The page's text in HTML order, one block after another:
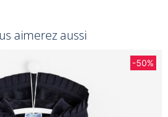
aimerez aussi
-50%